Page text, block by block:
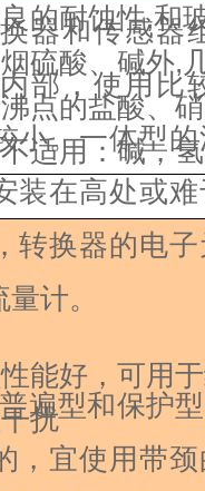
的耐蚀性,和
硫酸、碱外,
点的盐酸、
适用：碱，
能好，可用
扰
和传感器
部，使用比
小。一体型
装在高处或
转换器的电
计。
遍型和保护
，宜使用带